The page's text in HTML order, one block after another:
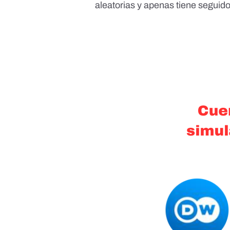
aleatorias y apenas tiene